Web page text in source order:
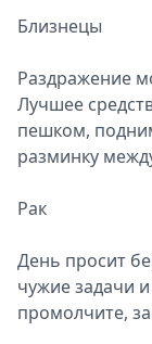
Близнецы
Раздражение
Лучшее
пешком,
разминку
Рак
День просит
чужие задачи
промолчите,